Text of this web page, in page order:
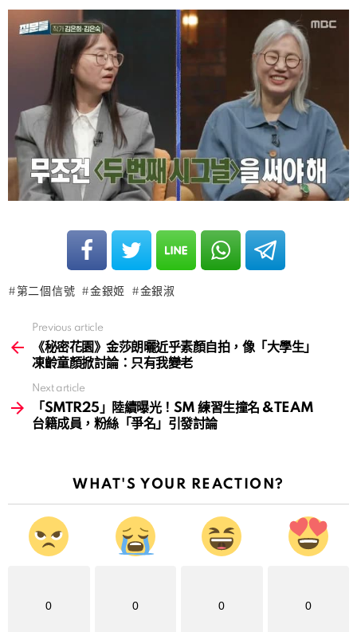
第二個信號 金銀姬 金銀淑
more
Previous article
《秘密花園》金莎朗曬近乎素顏自拍，像「大學生」
凍齡童顏掀討論：只有我變老
Next article
「SMTR25」陸續曝光！SM 練習生撞名 &TEAM
台籍成員，粉絲「爭名」引發討論
WHAT'S YOUR REACTION?
0 0 0 0